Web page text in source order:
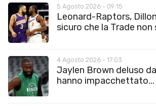
5 Agosto 2026 - 09:15
Leonard-Raptors,
sicuro che la Trade non
4 Agosto 2026 - 17:03
Jaylen Brown deluso
hanno impacchettato...